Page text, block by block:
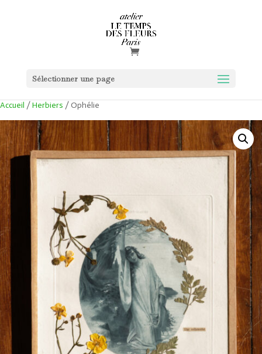
Sélectionner une page
Accueil /Herbiers / Ophélie